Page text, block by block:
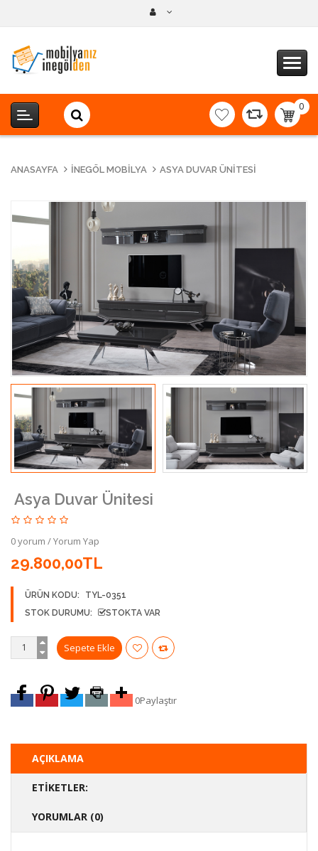
0
-
ANASAYFA İNEGÖL MOBILYA ASYA DUVAR ÜNITESI
Asya Duvar Ünitesi
0 yorum /Yorum Yap
29.800,00TL
ÜRÜN KODU:
TYL-0351
STOK DURUMU:
STOKTA VAR
0Paylaştır
AÇIKLAMA
ETIKETLER:
YORUMLAR (0)